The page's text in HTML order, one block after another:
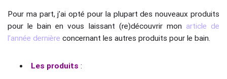
Pour ma part, j’ai opté pour la plupart des nouveaux produits
pour le bain en vous laissant (re)découvrir mon article de
l’année dernière concernant les autres produits pour le bain.
Les produits :